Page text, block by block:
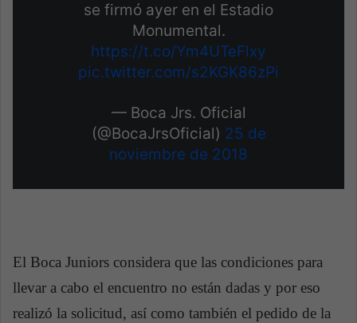
se firmó ayer en el Estadio
Monumental.
https://t.co/Ym4UTeFlxy
pic.twitter.com/s2KGK86zPi
— Boca Jrs. Oficial
(@BocaJrsOficial) 25 de
noviembre de 2018
El Boca Juniors considera que las condiciones para
llevar a cabo el encuentro no están dadas y por eso
realizó la solicitud, así como también el pedido de la